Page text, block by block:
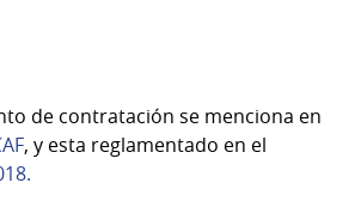
de contratación se menciona en
, y esta reglamentado en el